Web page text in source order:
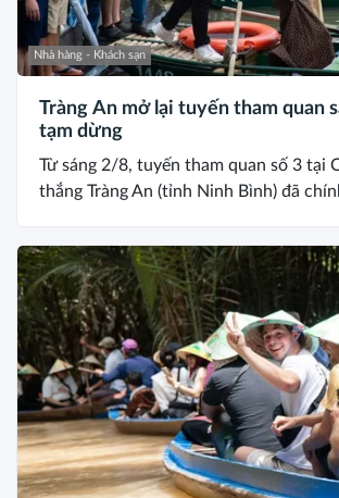
Nhà hàng - Khách sạn
Tràng An mở lại tuyến tham quan
tạm dừng
Từ sáng 2/8, tuyến tham quan số 3 tại
thắng Tràng An (tỉnh Ninh Bình) đã